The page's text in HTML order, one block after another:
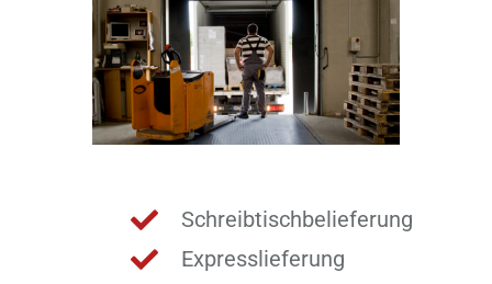
Schreibtischbelieferung
Expresslieferung